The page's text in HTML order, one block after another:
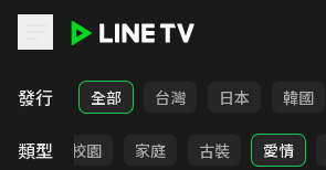
LINE TV - 戲劇
發行 全部 台灣 日本 韓國
類型
職場 校園 家庭 古裝 愛情